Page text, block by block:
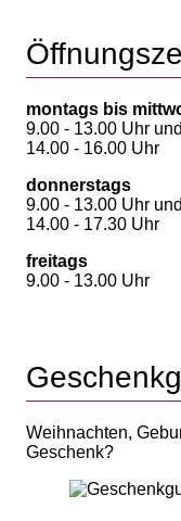
montags bis
9.00 - 13.00 Uhr und
14.00 - 16.00 Uhr
donnerstags
9.00 - 13.00 Uhr und
14.00 - 17.30 Uhr
freitags
9.00 - 13.00 Uhr
Weihnachten,
Geschenk?